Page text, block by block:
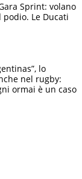
Sprint: volano
Le Ducati
lo
nel rugby:
ormai è un caso